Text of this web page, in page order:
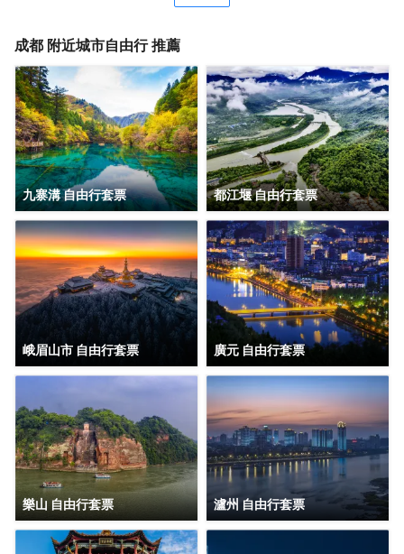
成都 附近城市自由行 推薦
九寨溝 自由行套票 都江堰 自由行套票
峨眉山市 自由行套票 廣元 自由行套票
樂山 自由行套票 瀘州 自由行套票